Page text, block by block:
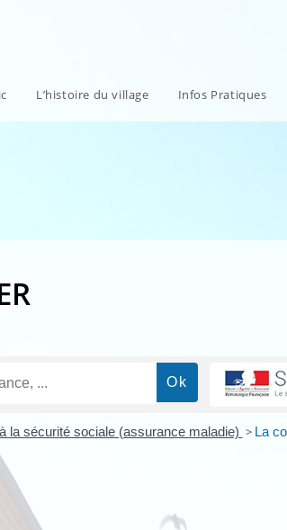
L’histoire du village Infos Pratiques
la sécurité sociale (assurance maladie) > La